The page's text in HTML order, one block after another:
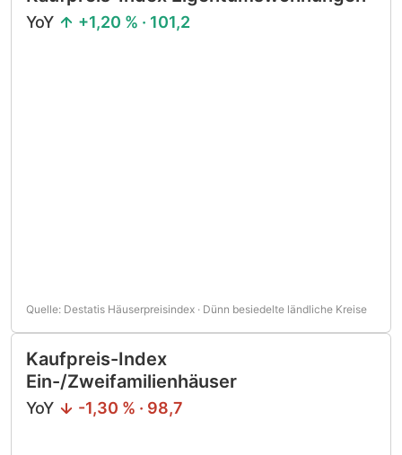
YoY +1,20 % · 101,2
Quelle: Destatis Häuserpreisindex · Dünn besiedelte ländliche Kreise
Kaufpreis-Index
Ein-/Zweifamilienhäuser
YoY -1,30 % · 98,7